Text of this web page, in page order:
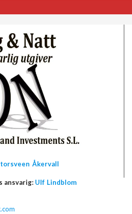
Åkervall
ansvarig: Ulf Lindblom